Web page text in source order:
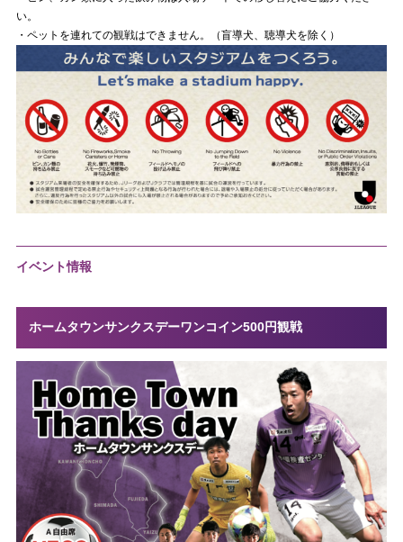
い。
・ペットを連れての観戦はできません。（盲導犬、聴導犬を除く）
イベント情報
ホームタウンサンクスデーワンコイン500円観戦